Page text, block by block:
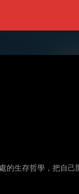
生存哲學，把自己